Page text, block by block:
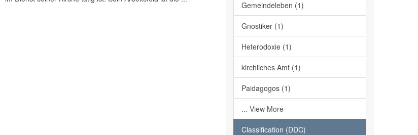
Gemeindeleben (1)
Gnostiker (1)
Heterodoxie (1)
kirchliches Amt (1)
Paidagogos (1)
... View More
Classification (DDC)